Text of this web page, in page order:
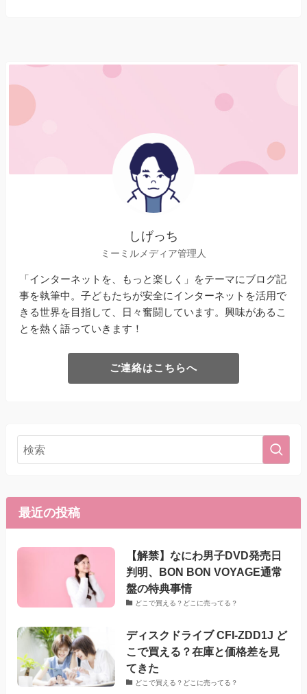
しげっち
ミーミルメディア管理人
「インターネットを、もっと楽しく」をテーマにブログ記
事を執筆中。子どもたちが安全にインターネットを活用で
きる世界を目指して、日々奮闘しています。興味があるこ
とを熱く語っていきます！
ご連絡はこちらへ
最近の投稿
【解禁】なにわ男子DVD発売日
判明、BON BON VOYAGE通常
盤の特典事情
どこで買える？どこに売ってる？
ディスクドライブ CFI-ZDD1J ど
こで買える？在庫と価格差を見
てきた
どこで買える？どこに売ってる？